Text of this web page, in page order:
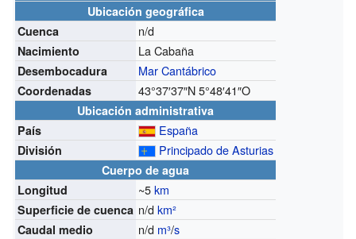
Ubicación geográfica
Cuenca
n/d
Nacimiento La Cabaña
Desembocadura Mar Cantábrico
Coordenadas 43°37′37″N5°48′41″O
Ubicación administrativa
País
España
División Principado de Asturias
Cuerpo de agua
Longitud
~5km
Superficie de cuenca n/dkm²
Caudal medio n/d m³/s